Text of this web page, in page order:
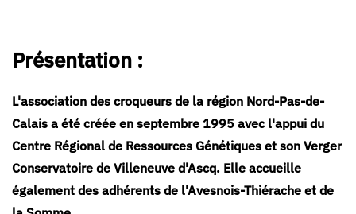
Présentation :
L'association des croqueurs de la région Nord-Pas-de-
Calais a été créée en septembre 1995 avec l'appui du
Centre Régional de Ressources Génétiques et son Verger
Conservatoire de Villeneuve d'Ascq. Elle accueille
également des adhérents de l'Avesnois-Thiérache et de